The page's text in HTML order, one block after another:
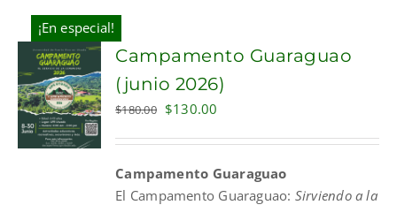
¡En especial!
ADD TO
CART
Campamento Guaraguao
(junio 2026)
$180.00 Original
$180.00.
$130.00
$130.00.
Campamento Guaraguao
El Campamento Guaraguao: Sirviendo a la